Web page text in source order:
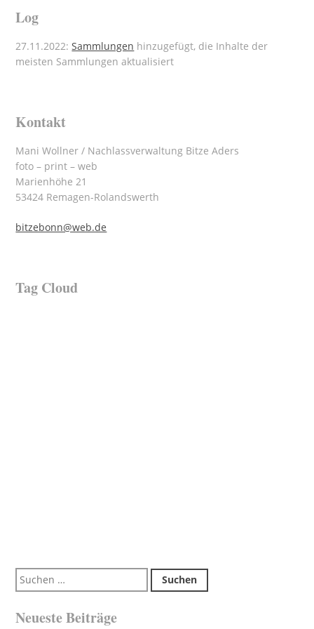
Log
27.11.2022:Sammlungen hinzugefügt, die Inhalte der
meisten Sammlungen aktualisiert
Kontakt
Mani Wollner / Nachlassverwaltung Bitze Aders
foto – print – web
Marienhöhe 21
53424 Remagen-Rolandswerth
bitzebonn@web.de
Tag Cloud
Suchen
nach:
Neueste Beiträge